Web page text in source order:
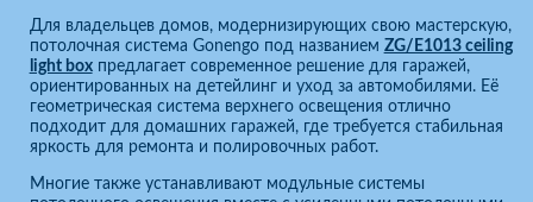
Для владельцев домов, модернизирующих свою мастерскую,
потолочная система Gonengo под названием ZG/E1013 ceiling
light boxпредлагает современное решение для гаражей,
ориентированных на детейлинг и уход за автомобилями. Её
геометрическая система верхнего освещения отлично
подходит для домашних гаражей, где требуется стабильная
яркость для ремонта и полировочных работ.
Многие также устанавливают модульные системы